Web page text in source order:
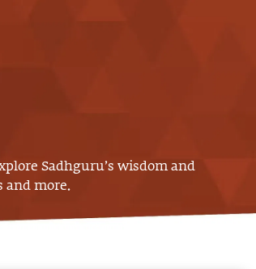
Sadhguru’s wisdom and
and more.